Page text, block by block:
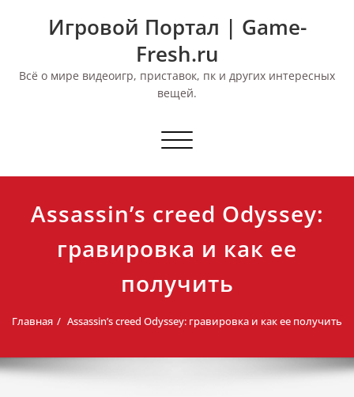
Игровой Портал | Game-
Fresh.ru
Всё о мире видеоигр, приставок, пк и других интересных
вещей.
Переключить
Assassin’s creed Odyssey:
гравировка и как ее
получить
Главная Assassin’s creed Odyssey: гравировка и как ее получить